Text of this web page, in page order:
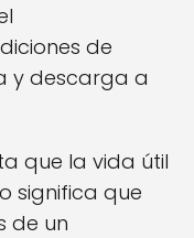
de
y descarga a
que la vida útil
significa que
de un